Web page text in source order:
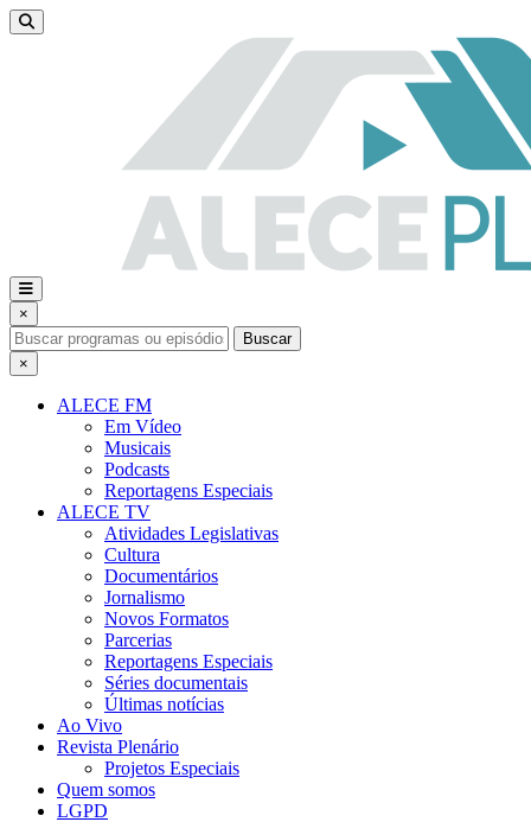
×
Buscar
×
ALECE FM
Em Vídeo
Musicais
Podcasts
Reportagens Especiais
ALECE TV
Atividades Legislativas
Cultura
Documentários
Jornalismo
Novos Formatos
Parcerias
Reportagens Especiais
Séries documentais
Últimas notícias
Ao Vivo
Revista Plenário
Projetos Especiais
Quem somos
LGPD